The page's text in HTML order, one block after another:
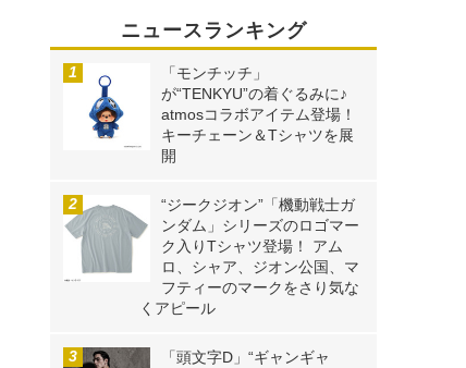
ニュースランキング
「モンチッチ」
が“TENKYU”の着ぐるみに♪
atmosコラボアイテム登場！
キーチェーン＆Tシャツを展
開
“ジークジオン”「機動戦士ガ
ンダム」シリーズのロゴマー
ク入りTシャツ登場！ アム
ロ、シャア、ジオン公国、マ
フティーのマークをさり気な
くアピール
「頭文字D」“ギャンギャ